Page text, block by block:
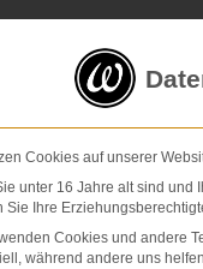
E-Mail
&
Cookies auf unserer
unter 16 Jahre alt sind und
Sie Ihre
Cookies und andere
während andere uns